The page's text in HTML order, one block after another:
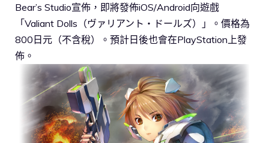
Bear’s Studio宣佈，即將發佈iOS/Android向遊戲
「Valiant Dolls（ヴァリアント・ドールズ）」。價格為
800日元（不含稅）。預計日後也會在PlayStation上發
佈。